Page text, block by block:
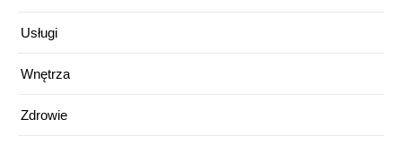
Usługi
Wnętrza
Zdrowie